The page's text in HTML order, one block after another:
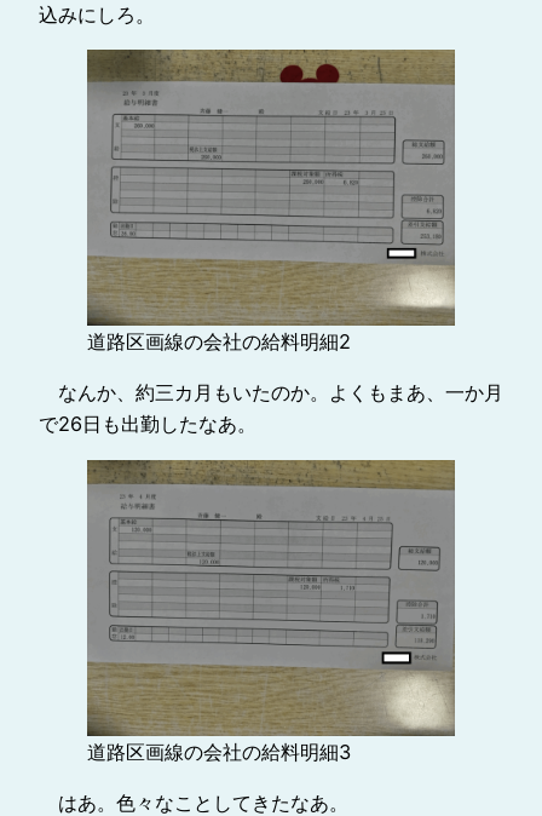
込みにしろ。
道路区画線の会社の給料明細2
なんか、約三カ月もいたのか。よくもまあ、一か月
で26日も出勤したなあ。
道路区画線の会社の給料明細3
はあ。色々なことしてきたなあ。